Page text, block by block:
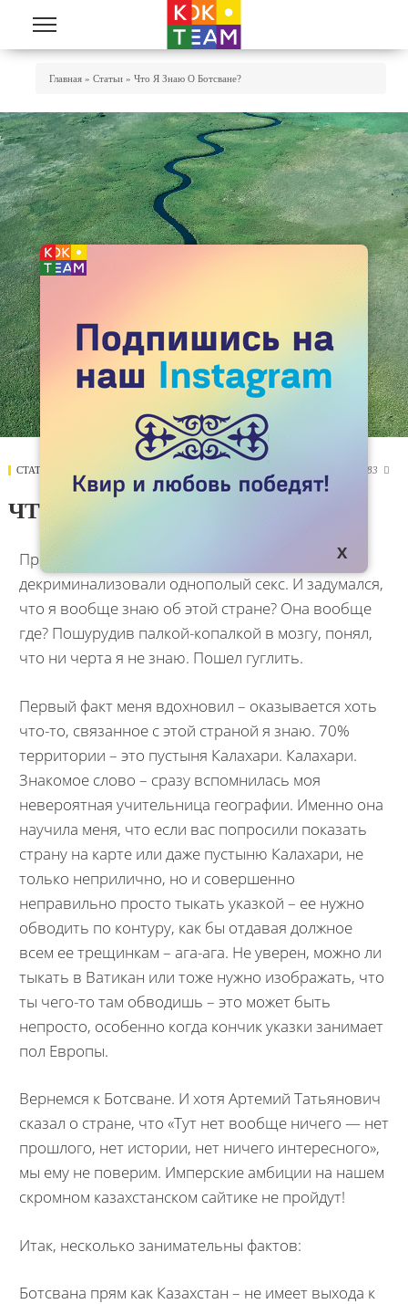
Перейти к основному содержанию
Главная » Статьи » Что Я Знаю О Ботсване?
СТАТЬИ 2983 
ЧТО Я ЗНАЮ О БОТСВАНЕ?
Прочел недавно новость том, что в Ботсване
декриминализовали однополый секс. И задумался,
что я вообще знаю об этой стране? Она вообще
где? Пошурудив палкой-копалкой в мозгу, понял,
что ни черта я не знаю. Пошел гуглить.
Первый факт меня вдохновил – оказывается хоть
что-то, связанное с этой страной я знаю. 70%
территории – это пустыня Калахари. Калахари.
Знакомое слово – сразу вспомнилась моя
невероятная учительница географии. Именно она
научила меня, что если вас попросили показать
страну на карте или даже пустыню Калахари, не
только неприлично, но и совершенно
неправильно просто тыкать указкой – ее нужно
обводить по контуру, как бы отдавая должное
всем ее трещинкам – ага-ага. Не уверен, можно ли
тыкать в Ватикан или тоже нужно изображать, что
ты чего-то там обводишь – это может быть
непросто, особенно когда кончик указки занимает
пол Европы.
Вернемся к Ботсване. И хотя Артемий Татьянович
сказал о стране, что «Тут нет вообще ничего — нет
прошлого, нет истории, нет ничего интересного»,
мы ему не поверим. Имперские амбиции на нашем
скромном казахстанском сайтике не пройдут!
Итак, несколько занимательны фактов:
Ботсвана прям как Казахстан – не имеет выхода к